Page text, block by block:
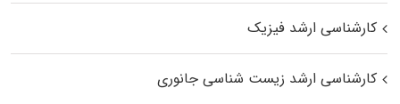
کارشناسی ارشد فیزیک
کارشناسی ارشد زیست‌ شناسی جانوری